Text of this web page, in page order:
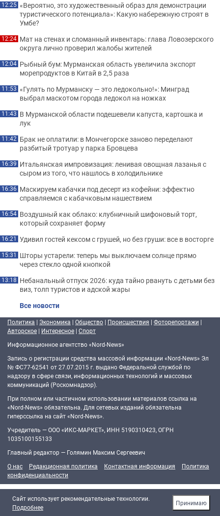
12:25 «Вероятно, это художественный образ для демонстрации
туристического потенциала»: Какую набережную строят в
Умбе?
12:24 Мат на стенах и сломанный инвентарь: глава Ловозерского
округа лично проверил жалобы жителей
12:04 Рыбный бум: Мурманская область увеличила экспорт
морепродуктов в Китай в 2,5 раза
11:53 «Гулять по Мурманску — это ледокольно!»: Минград
выбрал маскотом города ледокол на ножках
11:43 В Мурманской области подешевели капуста, картошка и
лук
11:42 Брак не оплатили: в Мончегорске заново переделают
разбитый тротуар у парка Бровцева
16:39 Итальянская импровизация: ленивая овощная лазанья с
сыром из того, что нашлось в холодильнике
16:36 Маскируем кабачки под десерт из кофейни: эффектно
справляемся с кабачковым нашествием
16:54 Воздушный как облако: клубничный шифоновый торт,
который сохраняет форму
16:21 Удивил гостей кексом с грушей, но без груши: все в восторге
15:31 Шторы устарели: теперь мы выключаем солнце прямо
через стекло одной кнопкой
13:18 Небанальный отпуск 2026: куда тайно рвануть с детьми без
виз, толп туристов и адской жары
Все новости
Политика | Экономика | Общество | Происшествия | Фоторепортажи |
Авторское | Интересное | Спорт
Информационное агентство «Nord-News»
Запись о регистрации средства массовой информации «Nord-News» Эл
№ ФС77-62541 от 27.07.2015 г. выдано Федеральной службой по
надзору в сфере связи, информационных технологий и массовых
коммуникаций (Роскомнадзор).
При полном или частичном использовании материалов ссылка на
«Nord-News» обязательна. Для сетевых изданий обязательна
гиперссылка на сайт «Nord-News».
Учредитель — ООО «ИКС-МАРКЕТ», ИНН 5190310423, ОГРН
1035100155133
Главный редактор — Голямин Максим Сергеевич
О нас
Редакционная политика Контактная информация
Политика
конфиденциальности
Cайт использует рекомендательные технологии.
Подробнее
Принимаю